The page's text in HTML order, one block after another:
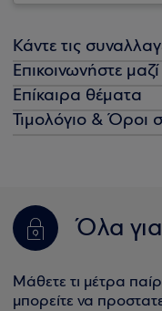
Κάντε τις
Επικοινωνήστε
Επίκαιρα θέματα
Τιμολόγιο & Όροι
Όλα
Μάθετε τι μέτρα
μπορείτε να